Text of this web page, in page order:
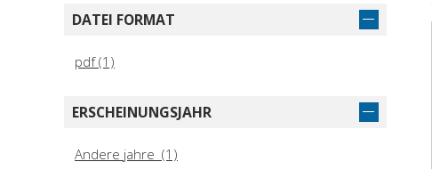
DATEI FORMAT
pdf (1)
ERSCHEINUNGSJAHR
Andere jahre (1)